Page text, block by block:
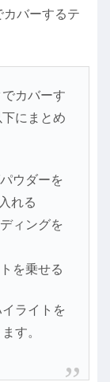
バーするテ
カバーす
にまとめ
ウダーを
れる
ィングを
を乗せる
ライトを
す。